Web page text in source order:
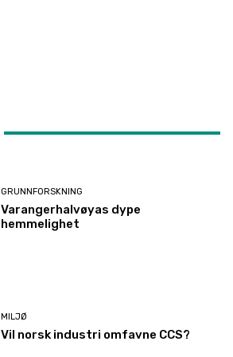
GRUNNFORSKNING
Varangerhalvøyas dype
hemmelighet
MILJØ
Vil norsk industri omfavne CCS?